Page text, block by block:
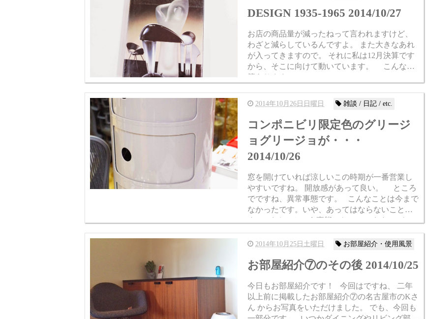
DESIGN 1935-1965 2014/10/27
お店の商品量が減ったねって言われますけど、
わざと減らしているんですよ。 また大きなあれ
が入ってきますので。 それに私は12月決算です
から、そこに向けて動いています。 こんな書
2014年10月26日日曜日 雑談 / 日記 / etc.
コンポニビリ限定色のグリージ
ョグリージョが・・・
2014/10/26
窓を開けていれば涼しいこの時期が一番営業し
やすいですね。 開放感があって良い。 ところ
でですね、異常事態です。 こんなことは今まで
なかったです。いや、あってはならないことで
す。 まさかという事態になっています。 なに
か...
2014年10月25日土曜日 お部屋紹介・使用風景
お部屋紹介⑦のその後 2014/10/25
今日もお部屋紹介です！ 今回はですね、 二年
以上前に掲載したお部屋紹介⑦の名古屋市のKさ
ん からお写真をいただけました。 でも、今回も